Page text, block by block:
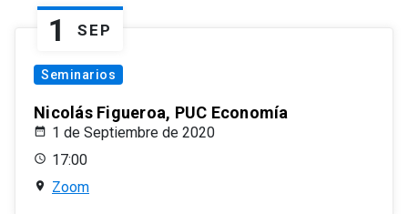
1 SEP
Seminarios
Nicolás Figueroa, PUC Economía
1 de Septiembre de 2020
17:00
Zoom